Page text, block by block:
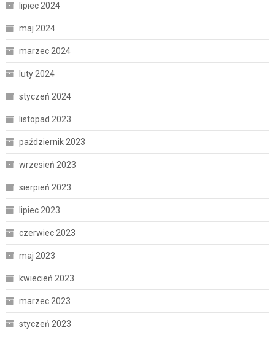
lipiec 2024
maj 2024
marzec 2024
luty 2024
styczeń 2024
listopad 2023
październik 2023
wrzesień 2023
sierpień 2023
lipiec 2023
czerwiec 2023
maj 2023
kwiecień 2023
marzec 2023
styczeń 2023